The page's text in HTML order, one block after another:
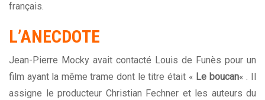
français.
L’ANECDOTE
Jean-Pierre Mocky avait contacté Louis de Funès pour un
film ayant la même trame dont le titre était « Le boucan« . Il
assigne le producteur Christian Fechner et les auteurs du